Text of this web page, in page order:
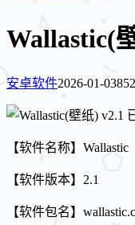
Wallastic(
安卓软件2026-01-03
【软件名称】Wallastic
【软件版本】2.1
【软件包名】